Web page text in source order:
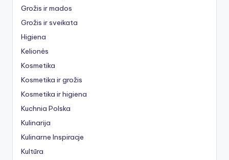
Grožis ir mados
Grožis ir sveikata
Higiena
Kelionės
Kosmetika
Kosmetika ir grožis
Kosmetika ir higiena
Kuchnia Polska
Kulinarija
Kulinarne Inspiracje
Kultūra